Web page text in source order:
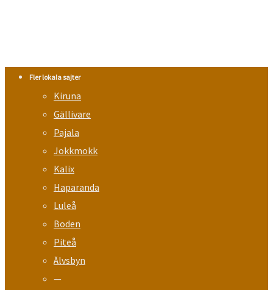
Fler lokala sajter
Kiruna
Gällivare
Pajala
Jokkmokk
Kalix
Haparanda
Luleå
Boden
Piteå
Älvsbyn
—